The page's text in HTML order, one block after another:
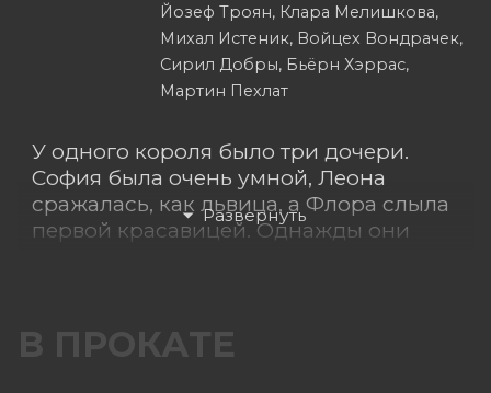
Йозеф Троян, Клара Мелишкова,
Михал Истеник, Войцех Вондрачек,
Сирил Добры, Бьёрн Хэррас,
Мартин Пехлат
У одного короля было три дочери.
София была очень умной, Леона
сражалась, как львица, а Флора слыла
первой красавицей. Однажды они
подземный мир, чтобы принести
оттуда волшебный Сияющий камень и
В ПРОКАТЕ